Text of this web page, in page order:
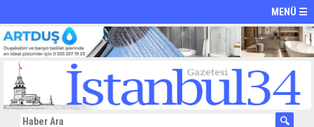
MENÜ ☰